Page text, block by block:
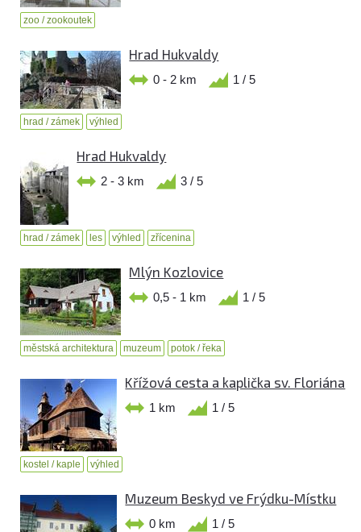
zoo / zookoutek
Hrad Hukvaldy
0 - 2 km 1 / 5
hrad / zámek výhled
Hrad Hukvaldy
2 - 3 km 3 / 5
hrad / zámek les výhled zřícenina
Mlýn Kozlovice
0,5 - 1 km 1 / 5
městská architektura muzeum potok / řeka
Křížová cesta a kaplička sv. Floriána
1 km 1 / 5
kostel / kaple výhled
Muzeum Beskyd ve Frýdku-Místku
0 km 1 / 5